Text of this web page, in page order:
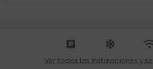
Ver todas las instalaciones y